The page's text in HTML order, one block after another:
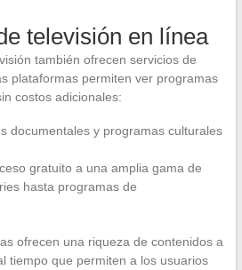
televisión en línea
también ofrecen servicios de
plataformas permiten ver programas
costos adicionales:
documentales y programas culturales
gratuito a una amplia gama de
hasta programas de
ofrecen una riqueza de contenidos a
tiempo que permiten a los usuarios